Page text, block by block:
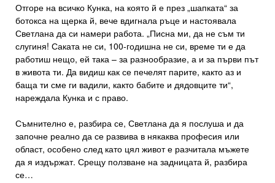
Отгоре на всичко Кунка, на която й е през „шапката“ за
ботокса на щерка й, вече вдигнала ръце и настоявала
Светлана да си намери работа. „Писна ми, да не съм ти
слугиня! Саката не си, 100-годишна не си, време ти е да
работиш нещо, ей така – за разнообразие, а и за първи път
в живота ти. Да видиш как се печелят парите, както аз и
баща ти сме ги вадили, както бабите и дядовците ти“,
нареждала Кунка и с право.
Съмнително е, разбира се, Светлана да я послуша и да
започне реално да се развива в някаква професия или
област, особено след като цял живот е разчитала мъжете
да я издържат. Срещу ползване на задницата й, разбира
се…